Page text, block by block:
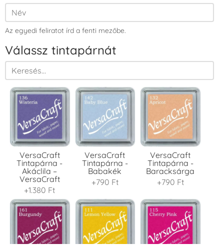
Az egyedi feliratot írd a fenti mezőbe.
Válassz tintapárnát
VersaCraft
Tintapárna -
Akáclila –
VersaCraft
+1.380 Ft
VersaCraft
Tintapárna -
Babakék
+790 Ft
VersaCraft
Tintapárna -
Baracksárga
+790 Ft